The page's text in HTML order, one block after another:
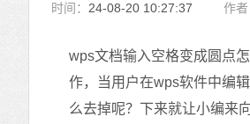
时间： 24-08-20 10:27:37 作者
wps文档输入空格变成圆点
作，当用户在wps软件中编
么去掉呢？下来就让小编来